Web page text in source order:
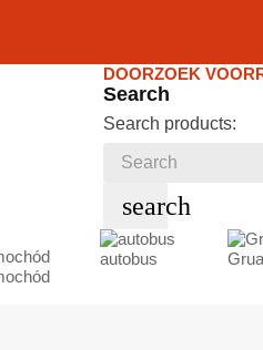
DOORZOEK
Search
Search products:
search
autobus Grua